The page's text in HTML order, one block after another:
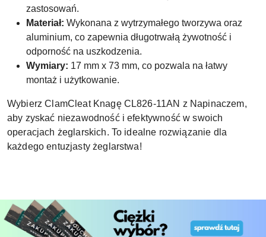
zastosowań.
Materiał: Wykonana z wytrzymałego tworzywa oraz
aluminium, co zapewnia długotrwałą żywotność i
odporność na uszkodzenia.
Wymiary: 17 mm x 73 mm, co pozwala na łatwy
montaż i użytkowanie.
Wybierz ClamCleat Knagę CL826-11AN z Napinaczem,
aby zyskać niezawodność i efektywność w swoich
operacjach żeglarskich. To idealne rozwiązanie dla
każdego entuzjasty żeglarstwa!